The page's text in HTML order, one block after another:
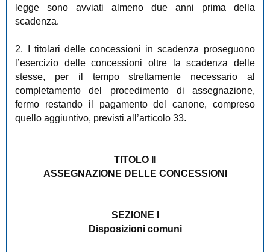
legge sono avviati almeno due anni prima della
scadenza.
2. I titolari delle concessioni in scadenza proseguono
l’esercizio delle concessioni oltre la scadenza delle
stesse, per il tempo strettamente necessario al
completamento del procedimento di assegnazione,
fermo restando il pagamento del canone, compreso
quello aggiuntivo, previsti all’articolo 33.
TITOLO II
ASSEGNAZIONE DELLE CONCESSIONI
SEZIONE I
Disposizioni comuni